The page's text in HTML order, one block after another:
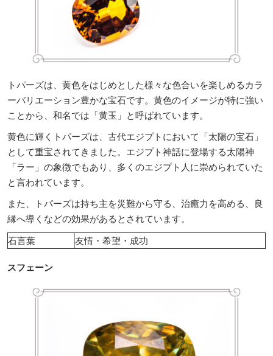
トパーズは、黄色をはじめとした様々な色合いを楽しめるカラ
ーバリエーション豊かな宝石です。黄色のイメージが特に強い
ことから、和名では「黄玉」と呼ばれています。
黄色に輝くトパーズは、古代エジプトにおいて「太陽の宝石」
として重宝されてきました。エジプト神話に登場する太陽神
「ラー」の象徴でもあり、多くのエジプト人に崇められていた
と言われています。
また、トパーズは持ち主を災難から守る、治癒力を高める、良
縁へ導くなどの効果があるとされています。
石言葉
友情・希望・成功
スフェーン